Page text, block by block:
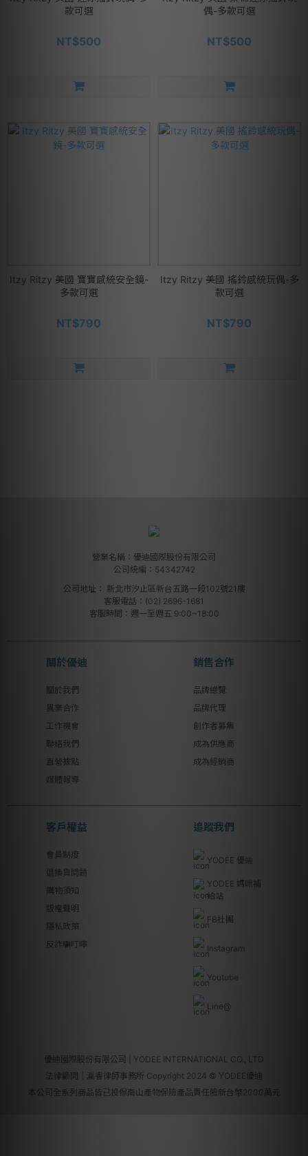
款可選
NT$500
偶-多款可選
NT$500
Itzy Ritzy 美國 寶寶感統安全鏡-
多款可選
NT$790
Itzy Ritzy 美國 搖鈴感統玩偶-多
款可選
NT$790
營業名稱：優迪國際股份有限公司
公司統編：54342742
公司地址： 新北市汐止區新台五路一段102號21樓
客服電話：(02) 2696-1681
客服時間：週一至週五 9:00~18:00
關於優迪
關於我們
異業合作
工作機會
聯絡我們
直營據點
媒體報導
銷售合作
品牌總覽
品牌代理
創作者募集
成為供應商
成為經銷商
客戶權益
會員制度
退換貨問題
購物須知
版權聲明
隱私政策
反詐騙叮嚀
追蹤我們
YODEE 優迪
YODEE 媽咪補
給站
FB社團
Instagram
Youtube
Line@
優迪國際股份有限公司 | YODEE INTERNATIONAL CO., LTD
法律顧問｜瀛睿律師事務所 Copyright 2024 © YODEE優迪
本公司全系列商品皆已投保南山產物保險產品責任險新台幣2000萬元